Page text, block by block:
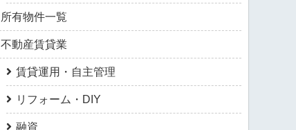
所有物件一覧
不動産賃貸業
賃貸運用・自主管理
リフォーム・DIY
融資